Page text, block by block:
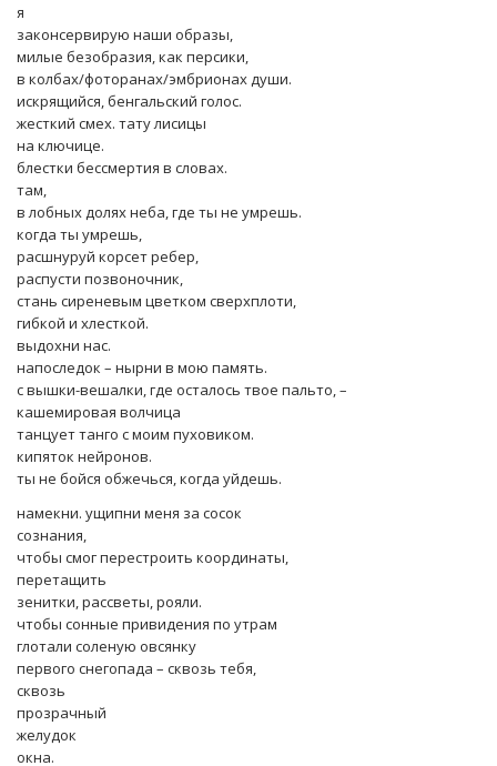
я
законсервирую наши образы,
милые безобразия, как персики,
в колбах/фоторанах/эмбрионах души.
искрящийся, бенгальский голос.
жесткий смех. тату лисицы
на ключице.
блестки бессмертия в словах.
там,
в лобных долях неба, где ты не умрешь.
когда ты умрешь,
расшнуруй корсет ребер,
распусти позвоночник,
стань сиреневым цветком сверхплоти,
гибкой и хлесткой.
выдохни нас.
напоследок – нырни в мою память.
с вышки-вешалки, где осталось твое пальто, –
кашемировая волчица
танцует танго с моим пуховиком.
кипяток нейронов.
ты не бойся обжечься, когда уйдешь.
намекни. ущипни меня за сосок
сознания,
чтобы смог перестроить координаты,
перетащить
зенитки, рассветы, рояли.
чтобы сонные привидения по утрам
глотали соленую овсянку
первого снегопада – сквозь тебя,
сквозь
прозрачный
желудок
окна.